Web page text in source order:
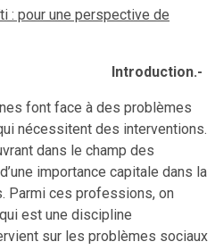
: pour une perspective de
Introduction.-
face à des problèmes
nécessitent des interventions.
dans le champ des
importance capitale dans la
Parmi ces professions, on
est une discipline
sur les problèmes sociaux